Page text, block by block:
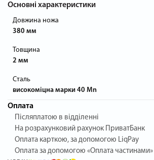
Основні характеристики
Довжина ножа
380 мм
Товщина
2 мм
Сталь
високоміцна марки 40 Mn
Оплата
Післяплатою в відділенні
На розрахунковий рахунок ПриватБанк
Оплата карткою, за допомогою LiqPay
Оплата за допомогою «Оплата частинами»